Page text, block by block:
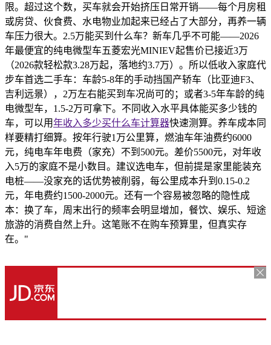
限。超过这个数，买车就会开始挤压日常开销——每个月房租
或房贷、伙食费、水电物业加起来已经占了大部分，再养一辆
车压力很大。2.5万能买到什么车？新车几乎不可能——2026
年最便宜的纯电微型车五菱宏光MINIEV起售价已接近3万
（2026款轻松款3.28万起，落地约3.7万）。所以低收入家庭代
步车首选二手车：车龄5-8年的手动挡国产轿车（比亚迪F3、
吉利远景），2万左右能买到车况尚可的；或者3-5年车龄的纯
电微型车，1.5-2万可拿下。不同收入水平具体能买多少钱的
车，可以用年收入多少买什么车计算器快速测算。养车成本同
样要精打细算。按年行驶1万公里算，燃油车年油费约6000
元，纯电车年电费（家充）不到500元。差价5500元，对年收
入5万的家庭不是小数目。建议选电车，但前提是家里能装充
电桩——没家充的话优势被削弱，每公里成本升到0.15-0.2
元，年电费约1500-2000元。还有一个容易被忽略的隐性成
本：换了车，周末出行的频率会明显增加，餐饮、娱乐、短途
旅游的消费自然上升。这笔账不在购车预算里，但真实存
在。"